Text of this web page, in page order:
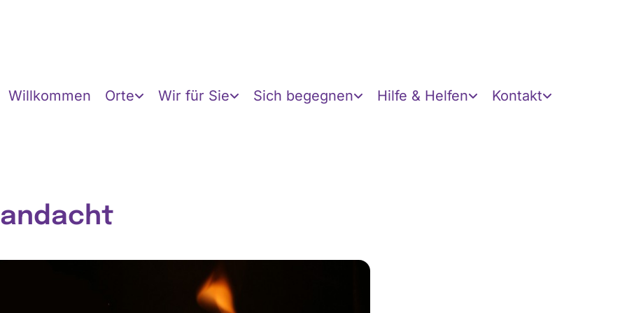
Willkommen Orte Wir für Sie Sich begegnen Hilfe & Helfen Kontakt